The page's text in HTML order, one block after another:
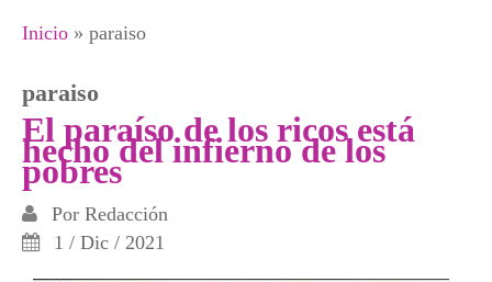
Se encuentra usted aquí
Inicio » paraiso
paraiso
El paraíso de los ricos está
hecho del infierno de los
pobres
Por Redacción
1 / Dic / 2021